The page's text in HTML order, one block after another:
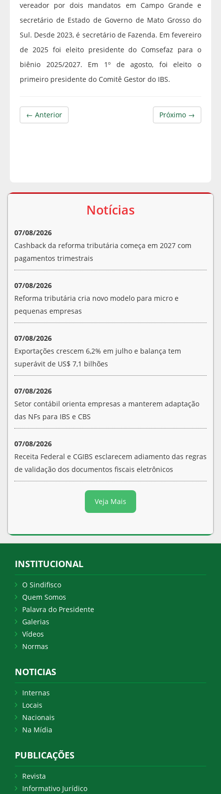
vereador por dois mandatos em Campo Grande e
secretário de Estado de Governo de Mato Grosso do
Sul. Desde 2023, é secretário de Fazenda. Em fevereiro
de 2025 foi eleito presidente do Comsefaz para o
biênio 2025/2027. Em 1º de agosto, foi eleito o
primeiro presidente do Comitê Gestor do IBS.
Próximo →
← Anterior
Notícias
07/08/2026
Cashback da reforma tributária começa em 2027 com
pagamentos trimestrais
07/08/2026
Reforma tributária cria novo modelo para micro e
pequenas empresas
07/08/2026
Exportações crescem 6,2% em julho e balança tem
superávit de US$ 7,1 bilhões
07/08/2026
Setor contábil orienta empresas a manterem adaptação
das NFs para IBS e CBS
07/08/2026
Receita Federal e CGIBS esclarecem adiamento das regras
de validação dos documentos fiscais eletrônicos
Veja Mais
INSTITUCIONAL
O Sindifisco
Quem Somos
Palavra do Presidente
Galerias
Vídeos
Normas
NOTICIAS
Internas
Locais
Nacionais
Na Mídia
PUBLICAÇÕES
Revista
Informativo Jurídico